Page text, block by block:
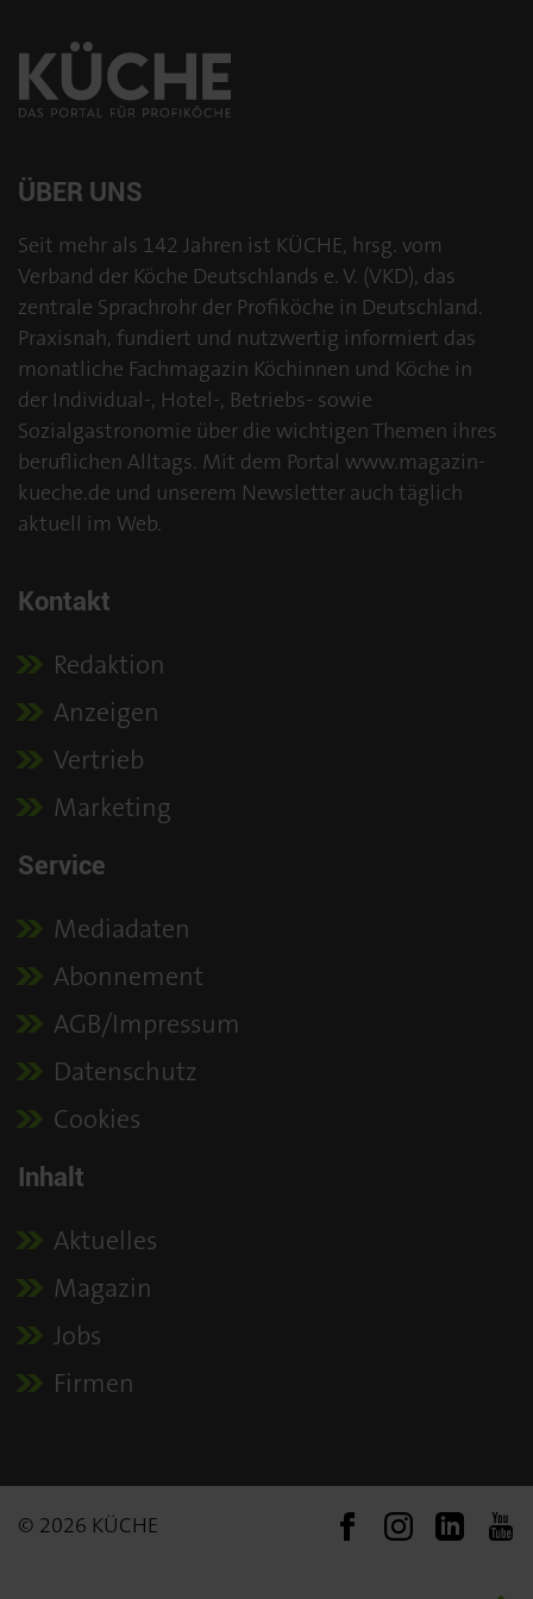
ÜBER UNS
Seit mehr als 142 Jahren ist KÜCHE, hrsg. vom
Verband der Köche Deutschlands e. V. (VKD), das
zentrale Sprachrohr der Profiköche in Deutschland.
Praxisnah, fundiert und nutzwertig informiert das
monatliche Fachmagazin Köchinnen und Köche in
der Individual-, Hotel-, Betriebs- sowie
Sozialgastronomie über die wichtigen Themen ihres
beruflichen Alltags. Mit dem Portal www.magazin-
kueche.de und unserem Newsletter auch täglich
aktuell im Web.
Kontakt
Redaktion
Anzeigen
Vertrieb
Marketing
Service
Mediadaten
Abonnement
AGB/Impressum
Datenschutz
Cookies
Inhalt
Aktuelles
Magazin
Jobs
Firmen
© 2026 KÜCHE